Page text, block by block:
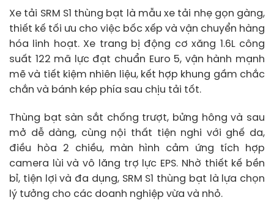
Xe tải SRM S1 thùng bạt là mẫu xe tải nhẹ gọn gàng,
thiết kế tối ưu cho việc bốc xếp và vận chuyển hàng
hóa linh hoạt. Xe trang bị động cơ xăng 1.6L công
suất 122 mã lực đạt chuẩn Euro 5, vận hành mạnh
mẽ và tiết kiệm nhiên liệu, kết hợp khung gầm chắc
chắn và bánh kép phía sau chịu tải tốt.
Thùng bạt sàn sắt chống trượt, bửng hông và sau
mở dễ dàng, cùng nội thất tiện nghi với ghế da,
điều hòa 2 chiều, màn hình cảm ứng tích hợp
camera lùi và vô lăng trợ lực EPS. Nhờ thiết kế bền
bỉ, tiện lợi và đa dụng, SRM S1 thùng bạt là lựa chọn
lý tưởng cho các doanh nghiệp vừa và nhỏ.